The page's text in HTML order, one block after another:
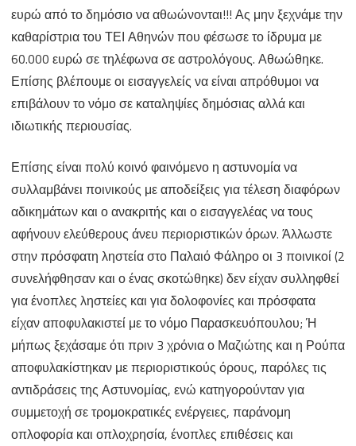
ευρώ από το δημόσιο να αθωώνονται!!! Ας μην ξεχνάμε την
καθαρίστρια του ΤΕΙ Αθηνών που φέσωσε το ίδρυμα με
60.000 ευρώ σε τηλέφωνα σε αστρολόγους. Αθωώθηκε.
Επίσης βλέπουμε οι εισαγγελείς να είναι απρόθυμοι να
επιβάλουν το νόμο σε καταληψίες δημόσιας αλλά και
ιδιωτικής περιουσίας.
Επίσης είναι πολύ κοινό φαινόμενο η αστυνομία να
συλλαμβάνει ποινικούς με αποδείξεις για τέλεση διαφόρων
αδικημάτων και ο ανακριτής και ο εισαγγελέας να τους
αφήνουν ελεύθερους άνευ περιοριστικών όρων. Άλλωστε
στην πρόσφατη ληστεία στο Παλαιό Φάληρο οι 3 ποινικοί (2
συνελήφθησαν και ο ένας σκοτώθηκε) δεν είχαν συλληφθεί
για ένοπλες ληστείες και για δολοφονίες και πρόσφατα
είχαν αποφυλακιστεί με το νόμο Παρασκευόπουλου; Ή
μήπως ξεχάσαμε ότι πριν 3 χρόνια ο Μαζιώτης και η Ρούπα
αποφυλακίστηκαν με περιοριστικούς όρους, παρόλες τις
αντιδράσεις της Αστυνομίας, ενώ κατηγορούνταν για
συμμετοχή σε τρομοκρατικές ενέργειες, παράνομη
οπλοφορία και οπλοχρησία, ένοπλες επιθέσεις και